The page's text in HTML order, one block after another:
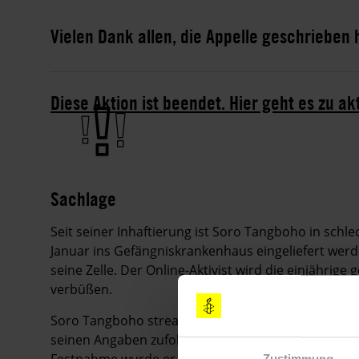
Vielen Dank allen, die Appelle geschrieben
Diese Aktion ist beendet. Hier geht es zu
Sachlage
Seit seiner Inhaftierung ist Soro Tangboho in
Januar ins Gefängniskrankenhaus eingeliefert
seine Zelle. Der Online-Aktivist wird die einjährige
verbüßen.
Soro Tangboho streamte am 8. November 2018
seinen Angaben zufolge Polizeiangehörige